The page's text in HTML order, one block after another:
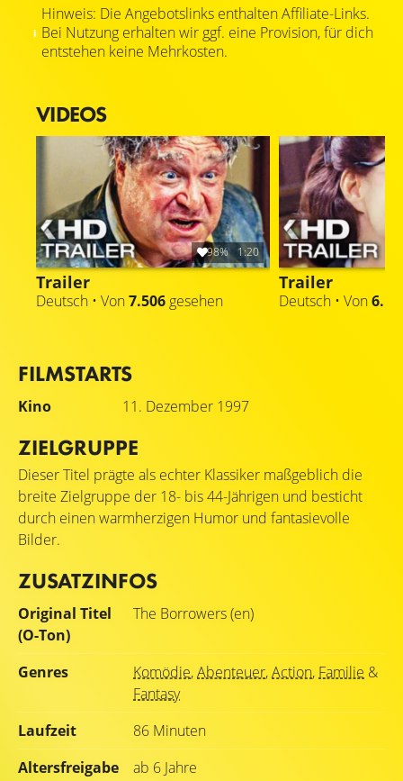
Hinweis: Die Angebotslinks enthalten Affiliate-Links.
Bei Nutzung erhalten wir ggf. eine Provision, für dich
entstehen keine Mehrkosten.
VIDEOS
98% 1:20
Trailer
Deutsch • Von7.506 gesehen
Trailer
Deutsch • Von
FILMSTARTS
Kino 11. Dezember 1997
ZIELGRUPPE
Dieser Titel prägte als echter Klassiker maßgeblich die
breite Zielgruppe der 18- bis 44-Jährigen und besticht
durch einen warmherzigen Humor und fantasievolle
Bilder.
ZUSATZINFOS
Original Titel
(O-Ton)
The Borrowers (en)
Genres Komödie,Abenteuer,Action, Familie &
Fantasy
Laufzeit
86 Minuten
Altersfreigabe
ab 6 Jahre